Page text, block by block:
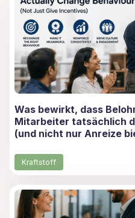
Was bewirkt, dass
Mitarbeiter tatsächlich
(und nicht nur Anreize
Kraftstoff